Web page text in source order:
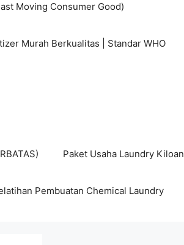
Moving Consumer Good)
Murah Berkualitas | Standar WHO
Paket Usaha Laundry Kiloan
Pembuatan Chemical Laundry